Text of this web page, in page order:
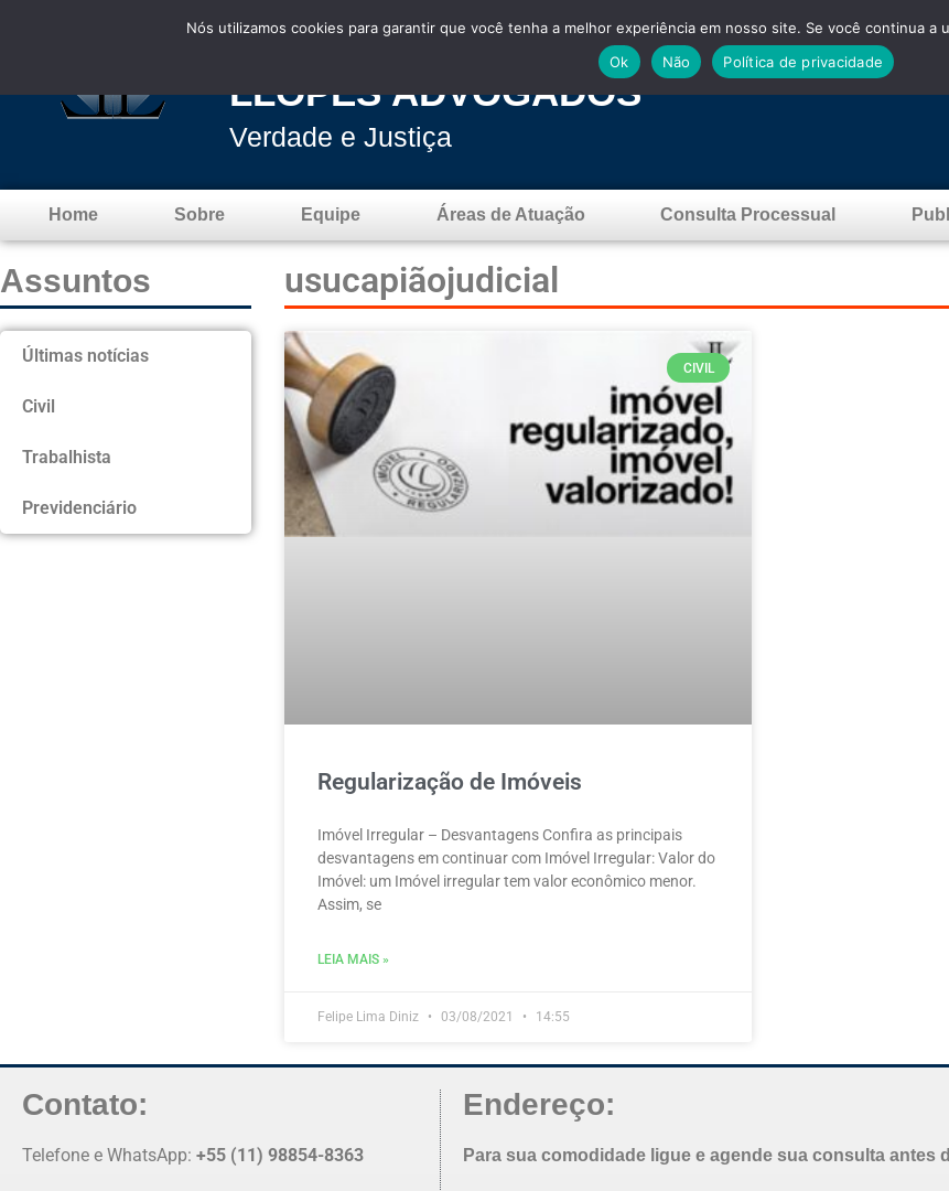
LLOPES ADVOGADOS
Verdade e Justiça
Home Sobre Equipe Áreas de Atuação Consulta Processual
Assuntos
Últimas notícias
Civil
Trabalhista
Previdenciário
usucapiãojudicial
CIVIL
Regularização de Imóveis
Imóvel Irregular – Desvantagens Confira as principais
desvantagens em continuar com Imóvel Irregular: Valor do
Imóvel: um Imóvel irregular tem valor econômico menor.
Assim, se
LEIA MAIS »
Felipe Lima Diniz 03/08/2021 14:55
Contato:
Telefone e WhatsApp: +55 (11) 98854-8363
Endereço:
Para sua comodidade ligue e agende sua consulta antes
Nós utilizamos cookies para garantir que você tenha a melhor experiência em nosso site. Se você continua
Ok
Não Política de privacidade